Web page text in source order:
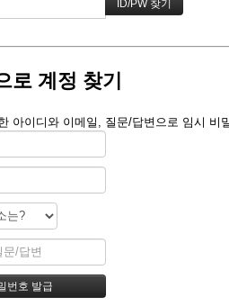
로 계정 찾기
아이디와 이메일, 질문/답변으로 임시 비